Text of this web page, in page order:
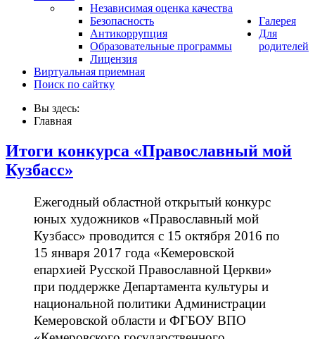
Независимая оценка качества
Безопасность
Антикоррупция
Образовательные программы
Лицензия
Галерея
Для
родителей
Виртуальная приемная
Поиск по сайтку
Вы здесь:
Главная
Итоги конкурса «Православный мой
Кузбасс»
Ежегодный областной открытый конкурс
юных художников «Православный мой
Кузбасс» проводится с 15 октября 2016 по
15 января 2017 года «Кемеровской
епархией Русской Православной Церкви»
при поддержке Департамента культуры и
национальной политики Администрации
Кемеровской области и ФГБОУ ВПО